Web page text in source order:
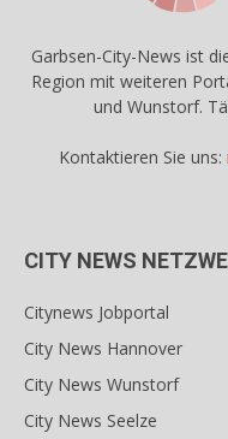
Garbsen-City-News ist
Region mit weiteren
und Wunstorf.
Kontaktieren Sie uns:
CITY NEWS
Citynews Jobportal
City News Hannover
City News Wunstorf
City News Seelze